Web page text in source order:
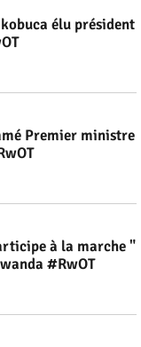
élu président
Premier ministre
à la marche "
#RwOT